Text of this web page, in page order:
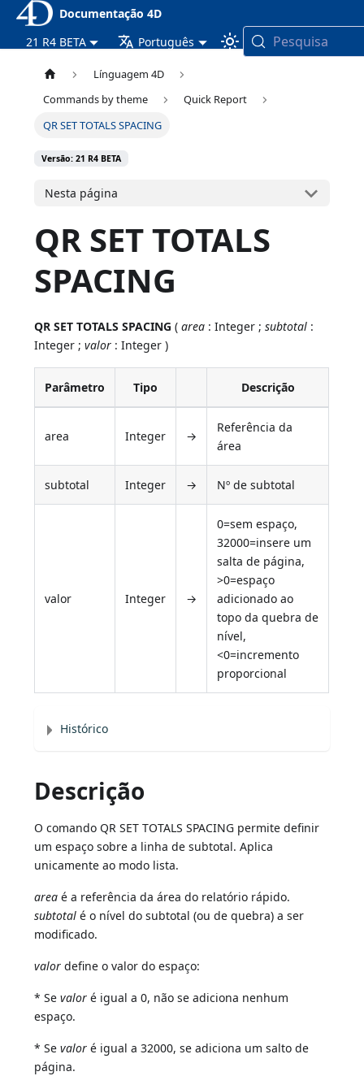
Documentação 4D
21 R4 BETA
Português Pesquisa
Línguagem 4D
Commands by theme
Quick Report
QR SET TOTALS SPACING
Versão: 21 R4 BETA
Nesta página
QR SET TOTALS
SPACING
QR SET TOTALS SPACING (area : Integer ;subtotal :
Integer ;valor : Integer )
Parâmetro Tipo Descrição
area Integer →
Referência da
área
subtotal Integer → Nº de subtotal
valor Integer →
0=sem espaço,
32000=insere um
salta de página,
>0=espaço
adicionado ao
topo da quebra de
nível,
<0=incremento
proporcional
Histórico
Descrição
O comando QR SET TOTALS SPACING permite definir
um espaço sobre a linha de subtotal. Aplica
unicamente ao modo lista.
area é a referência da área do relatório rápido.
subtotal é o nível do subtotal (ou de quebra) a ser
modificado.
valor define o valor do espaço:
* Sevalor é igual a 0, não se adiciona nenhum
espaço.
* Sevalor é igual a 32000, se adiciona um salto de
página.